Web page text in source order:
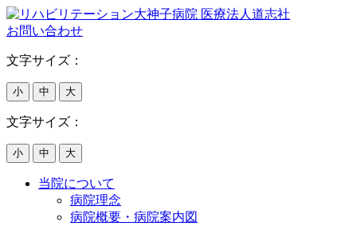
お問い合わせ
文字サイズ：
小 中 大
文字サイズ：
小 中 大
当院について
病院理念
病院概要・病院案内図